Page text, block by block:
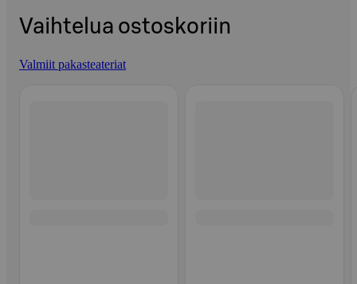
Vaihtelua ostoskoriin
Valmiit pakasteateriat